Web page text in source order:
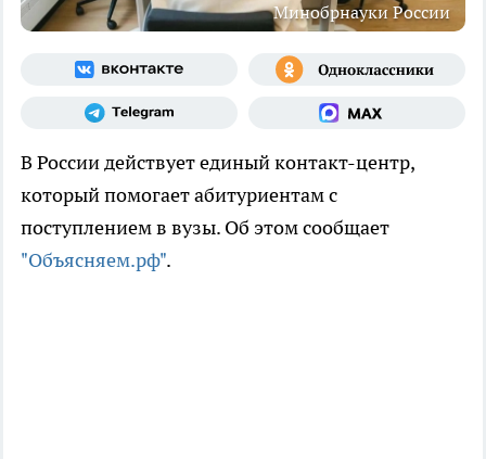
Минобрнауки России
В России действует единый контакт-центр,
который помогает абитуриентам с
поступлением в вузы. Об этом сообщает
"Объясняем.рф".